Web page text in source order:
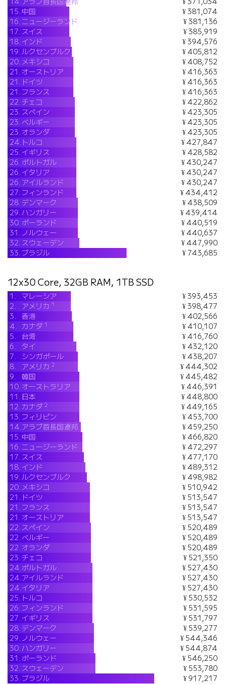
15. 中国
¥ 381,074
16. ニュージーランド
¥ 381,136
17. スイス
¥ 385,919
18. インド
¥ 394,576
19.ルクセンブルク
¥ 405,812
20. メキシコ
¥ 408,752
21.オーストリア
¥ 416,363
21. ドイツ
¥ 416,363
21. フランス
¥ 416,363
22.チェコ
¥ 422,862
23. スペイン
¥ 423,305
23.ベルギー
¥ 423,305
23.オランダ
¥ 423,305
24. トルコ
¥ 427,847
25. イギリス
¥ 428,582
26. ポルトガル
¥ 430,247
26. イタリア
¥ 430,247
26. アイルランド
¥ 430,247
27. フィンランド
¥ 434,412
28.デンマーク
¥ 438,509
29. ハンガリー
¥ 439,414
30. ポーランド
¥ 440,519
31. ノルウェー
¥ 440,637
32. スウェーデン
¥ 447,990
33. ブラジル ¥ 743,685
12x30 Core, 32GB RAM, 1TB SSD
1. マレーシア
¥ 393,453
2.
アメリカ 1
¥ 398,477
3.
香港
¥ 402,566
4.
カナダ 1
¥ 410,107
5.
台湾
¥ 416,760
6.
タイ
¥ 432,120
7.
シンガポール
¥ 438,207
8.
アメリカ 2
¥ 444,302
9.
韓国
¥ 445,482
10.オーストラリア
¥ 446,391
11. 日本
¥ 448,800
12. カナダ 2
¥ 449,165
13. フィリピン
¥ 453,700
14.アラブ首長国連邦
¥ 459,250
15. 中国
¥ 466,820
16. ニュージーランド
¥ 472,297
17. スイス
¥ 477,170
18. インド
¥ 489,312
19.ルクセンブルク
¥ 498,982
20. メキシコ
¥ 510,942
21. ドイツ
¥ 513,547
21. フランス
¥ 513,547
21.オーストリア
¥ 513,547
22. スペイン
¥ 520,489
22.ベルギー
¥ 520,489
22.オランダ
¥ 520,489
23.チェコ
¥ 521,350
24.ポルトガル
¥ 527,430
24.アイルランド
¥ 527,430
24.イタリア
¥ 527,430
25. トルコ
¥ 530,532
26. フィンランド
¥ 531,595
27. イギリス
¥ 531,797
28.デンマーク
¥ 539,277
29. ノルウェー
¥ 544,346
30. ハンガリー
¥ 544,874
31. ポーランド
¥ 546,250
32. スウェーデン
¥ 553,780
33. ブラジル ¥ 917,217